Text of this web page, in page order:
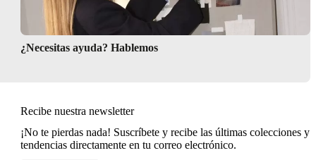
¿Necesitas ayuda? Hablemos
Recibe nuestra newsletter
¡No te pierdas nada! Suscríbete y recibe las últimas colecciones y
tendencias directamente en tu correo electrónico.